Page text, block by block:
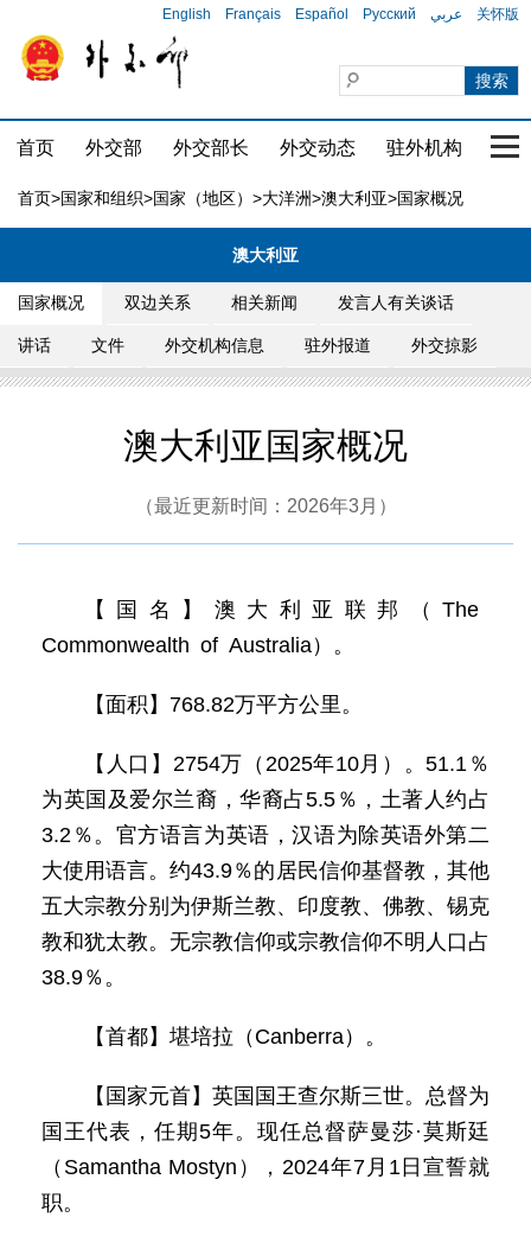
English Français Español Русский عربي 关怀版
首页 外交部 外交部长 外交动态 驻外机构 国
首页>国家和组织>国家（地区） >大洋洲>澳大利亚>国家概况
澳大利亚
国家概况 双边关系 相关新闻 发言人有关谈话
讲话 文件 外交机构信息 驻外报道 外交掠影
澳大利亚国家概况
（最近更新时间：2026年3月）
【国名】澳大利亚联邦（The
Commonwealth of Australia）。
【面积】768.82万平方公里。
【人口】2754万（2025年10月）。51.1％
为英国及爱尔兰裔，华裔占5.5％，土著人约占
3.2％。官方语言为英语，汉语为除英语外第二
大使用语言。约43.9％的居民信仰基督教，其他
五大宗教分别为伊斯兰教、印度教、佛教、锡克
教和犹太教。无宗教信仰或宗教信仰不明人口占
38.9％。
【首都】堪培拉（Canberra）。
【国家元首】英国国王查尔斯三世。总督为
国王代表，任期5年。现任总督萨曼莎·莫斯廷
（Samantha Mostyn），2024年7月1日宣誓就
职。